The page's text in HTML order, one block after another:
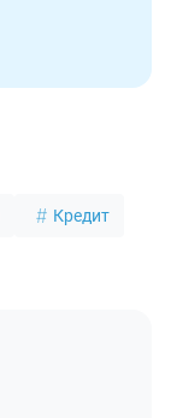
Кредит